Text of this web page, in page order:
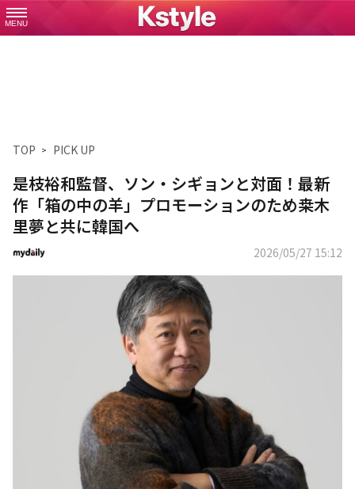
MENU
TOP PICK UP
是枝裕和監督、ソン・シギョンと対面！最新
作「箱の中の羊」プロモーションのため桒木
里夢と共に韓国へ
2026/05/27 15:12